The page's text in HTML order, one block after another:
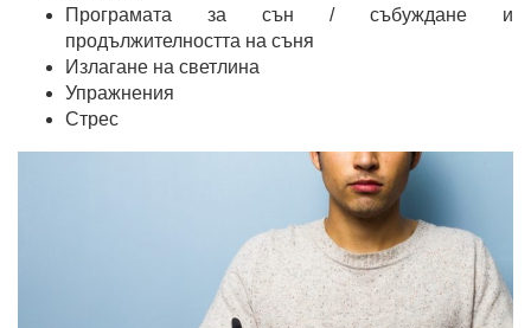
Програмата за сън / събуждане и
продължителността на съня
Излагане на светлина
Упражнения
Стрес